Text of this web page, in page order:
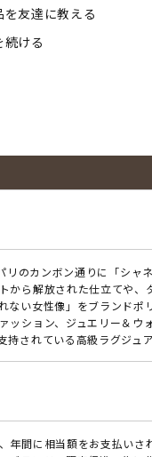
を友達に教える
続ける
のカンボン通りに「シャ
から解放された仕立てや、
ない女性像」をブランドポ
ッション、ジュエリー＆ウ
されている高級ラグジュア
年間に相当額をお支払いさ